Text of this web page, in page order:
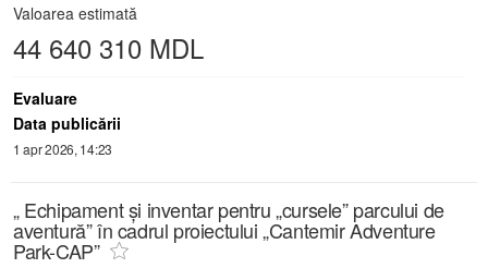
Valoarea estimată
44 640 310 MDL
Evaluare
Data publicării
1 apr 2026, 14:23
„ Echipament și inventar pentru „cursele” parcului de
aventură” în cadrul proiectului „Cantemir Adventure
Park-CAP”